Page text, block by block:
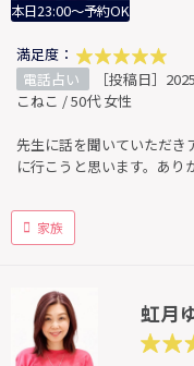
本日23:00～予約OK
満足度：
電話占い
［投稿日］
こねこ / 50代 女性
先生に話を聞いていただき
に行こうと思います。あり
家族
虹月